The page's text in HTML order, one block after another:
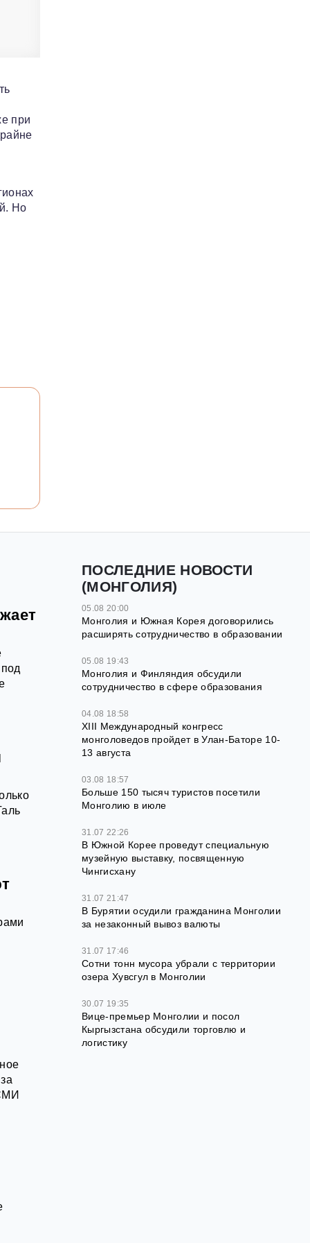
при
Но
ПОСЛЕДНИЕ НОВОСТИ
(МОНГОЛИЯ)
05.08 20:00
Монголия и Южная Корея договорились
расширять сотрудничество в образовании
05.08 19:43
Монголия и Финляндия обсудили
сотрудничество в сфере образования
04.08 18:58
XIII Международный конгресс
монголоведов пройдет в Улан-Баторе 10-
13 августа
03.08 18:57
Больше 150 тысяч туристов посетили
Монголию в июле
31.07 22:26
В Южной Корее проведут специальную
музейную выставку, посвященную
Чингисхану
31.07 21:47
В Бурятии осудили гражданина Монголии
за незаконный вывоз валюты
31.07 17:46
Сотни тонн мусора убрали с территории
озера Хувсгул в Монголии
30.07 19:35
Вице-премьер Монголии и посол
Кыргызстана обсудили торговлю и
логистику